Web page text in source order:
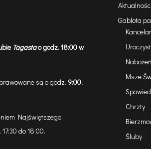
Tagastao godz. 18:00 w
są o godz. 9:00,
Najświętszego
do 18:00.
Aktualności
Gablota
Msze
Chrzty
Śluby